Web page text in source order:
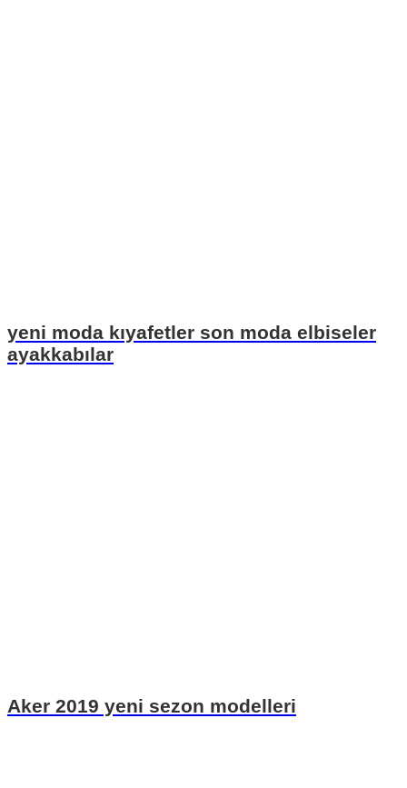
yeni moda kıyafetler son moda elbiseler
ayakkabılar
Aker 2019 yeni sezon modelleri